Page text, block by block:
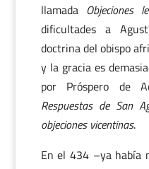
llamada Objeciones
dificultades a
doctrina del obispo
y la gracia es
por Próspero de
Respuestas de San
objeciones vicentinas.
En el 434 –ya había